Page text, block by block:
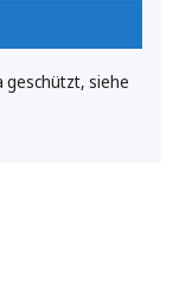
geschützt, siehe